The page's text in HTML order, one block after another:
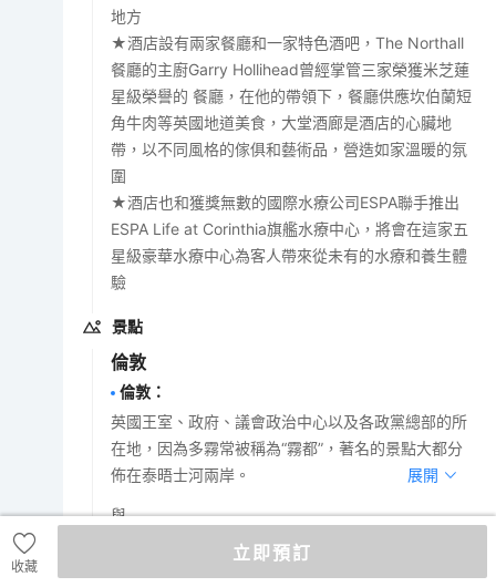
地方
★酒店設有兩家餐廳和一家特色酒吧，The Northall
餐廳的主廚Garry Hollihead曾經掌管三家榮獲米芝蓮
星級榮譽的 餐廳，在他的帶領下，餐廳供應坎伯蘭短
角牛肉等英國地道美食，大堂酒廊是酒店的心臟地
帶，以不同風格的傢俱和藝術品，營造如家溫暖的氛
圍
★酒店也和獲獎無數的國際水療公司ESPA聯手推出
ESPA Life at Corinthia旗艦水療中心，將會在這家五
星級豪華水療中心為客人帶來從未有的水療和養生體
驗
景點
倫敦
倫敦 ：
英國王室、政府、議會政治中心以及各政黨總部的所
在地，因為多霧常被稱為“霧都”，著名的景點大都分
佈在泰晤士河兩岸。
展開
與
倫敦塔：
收藏
立即預訂